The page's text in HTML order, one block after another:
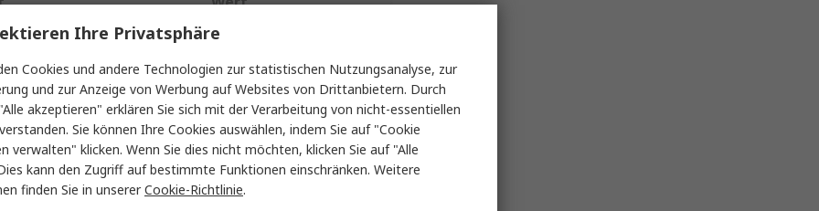
StarTech.com
Lightning Kabel
2m
USB Typ C
Lightning
Ihre Privatsphäre
Cookies und andere Technologien zur statistischen Nutzungsanalyse, zur
und zur Anzeige von Werbung auf Websites von Drittanbietern. Durch
akzeptieren" erklären Sie sich mit der Verarbeitung von nicht-essentiellen
Sie können Ihre Cookies auswählen, indem Sie auf "Cookie
verwalten" klicken. Wenn Sie dies nicht möchten, klicken Sie auf "Alle
kann den Zugriff auf bestimmte Funktionen einschränken. Weitere
finden Sie in unsererCookie-Richtlinie.